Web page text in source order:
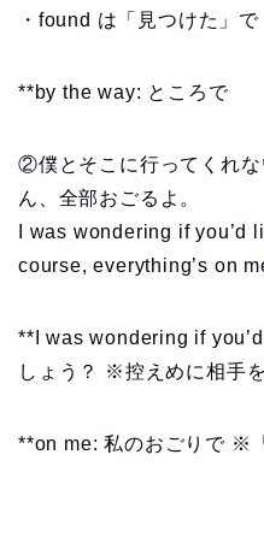
・found は「見つけた」
**by the way: ところで
②僕とそこに行ってくれな
ん、全部おごるよ。
I was wondering if you’d
course, everything’s on
**I was wondering if
しょう？ ※控えめに相手
**on me: 私のおごりで ※